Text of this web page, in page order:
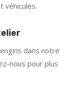
véhicules.
dans notre
nous pour plus